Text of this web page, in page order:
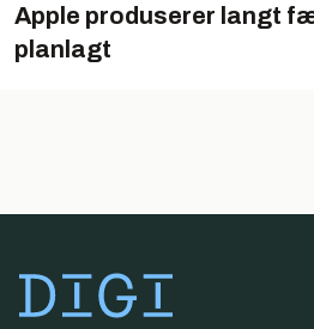
Apple produserer langt
planlagt